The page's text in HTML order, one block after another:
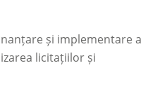
și implementare a
licitațiilor și